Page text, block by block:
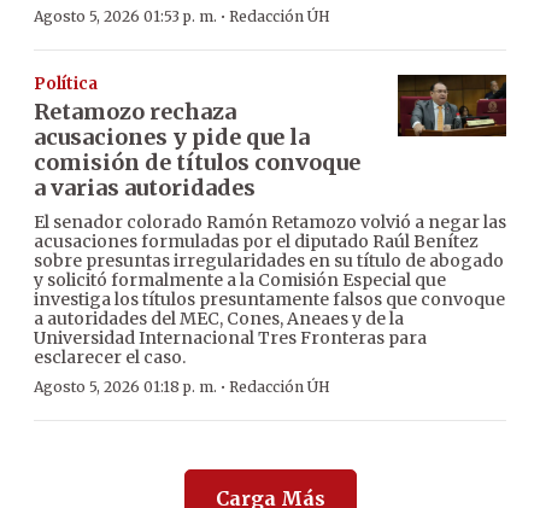
Agosto 5, 2026 01:53 p. m. · Redacción ÚH
Política
Retamozo rechaza
acusaciones y pide que la
comisión de títulos convoque
a varias autoridades
El senador colorado Ramón Retamozo volvió a negar las
acusaciones formuladas por el diputado Raúl Benítez
sobre presuntas irregularidades en su título de abogado
y solicitó formalmente a la Comisión Especial que
investiga los títulos presuntamente falsos que convoque
a autoridades del MEC, Cones, Aneaes y de la
Universidad Internacional Tres Fronteras para
esclarecer el caso.
Agosto 5, 2026 01:18 p. m. · Redacción ÚH
Carga Más